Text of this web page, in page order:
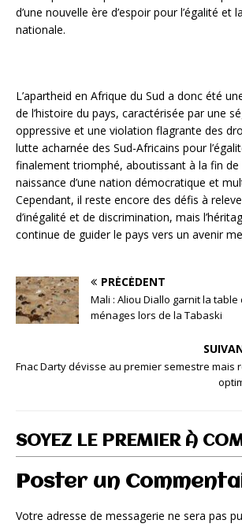
d’une nouvelle ère d’espoir pour l’égalité et
nationale.
L’apartheid en Afrique du Sud a donc été
de l’histoire du pays, caractérisée par une
oppressive et une violation flagrante des
lutte acharnée des Sud-Africains pour
finalement triomphé, aboutissant à la fin de
naissance d’une nation démocratique et
Cependant, il reste encore des défis à
d’inégalité et de discrimination, mais
continue de guider le pays vers un avenir
PRÉCÉDENT
Mali : Aliou Diallo garnit la
ménages lors de la Tabaski
Fnac Darty dévisse au premier semestre mais
SOYEZ LE PREMIER À
Poster un
Votre adresse de messagerie ne sera pas